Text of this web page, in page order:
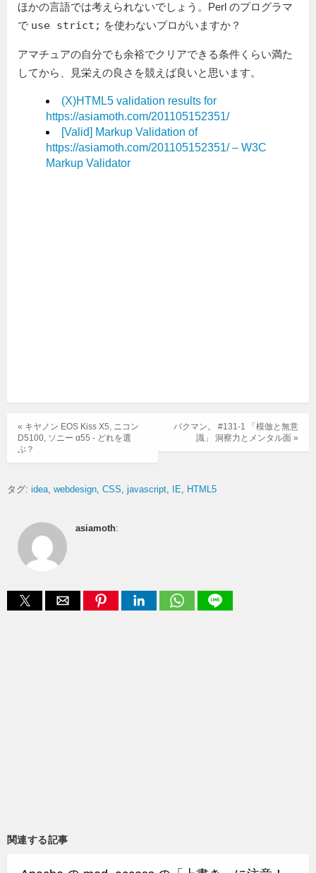
ほかの言語では考えられないでしょう。Perl のプログラマ
で use strict; を使わないプロがいますか？
アマチュアの自分でも余裕でクリアできる条件くらい満た
してから、見栄えの良さを競えば良いと思います。
(X)HTML5 validation results for
https://asiamoth.com/201105152351/
[Valid] Markup Validation of
https://asiamoth.com/201105152351/ – W3C
Markup Validator
バクマン。 #131-1 「模倣と無意
識」 洞察力とメンタル面 »
« キヤノン EOS Kiss X5, ニコン
D5100, ソニー α55 - どれを選
ぶ？
タグ: idea webdesign CSS javascript IE HTML5
asiamoth:
関連する記事